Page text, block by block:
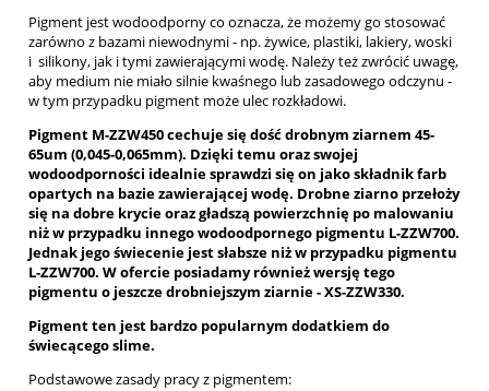
Pigment jest wodoodporny co oznacza, że możemy go stosować
zarówno z bazami niewodnymi - np. żywice, plastiki, lakiery, woski
i silikony, jak i tymi zawierającymi wodę. Należy też zwrócić uwagę,
aby medium nie miało silnie kwaśnego lub zasadowego odczynu -
w tym przypadku pigment może ulec rozkładowi.
Pigment M-ZZW450 cechuje się dość drobnym ziarnem 45-
65um (0,045-0,065mm). Dzięki temu oraz swojej
wodoodporności idealnie sprawdzi się on jako składnik farb
opartych na bazie zawierającej wodę. Drobne ziarno przełoży
się na dobre krycie oraz gładszą powierzchnię po malowaniu
niż w przypadku innego wodoodpornego pigmentu L-ZZW700.
Jednak jego świecenie jest słabsze niż w przypadku pigmentu
L-ZZW700. W ofercie posiadamy również wersję tego
pigmentu o jeszcze drobniejszym ziarnie - XS-ZZW330.
Pigment ten jest bardzo popularnym dodatkiem do
świecącego slime.
Podstawowe zasady pracy z pigmentem: